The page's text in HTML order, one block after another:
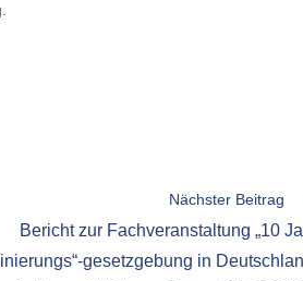
Nächster Beitrag
Bericht zur Fachveranstaltung „10
gesetzgebung in